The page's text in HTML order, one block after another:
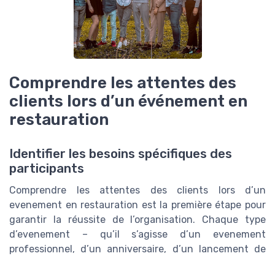
Comprendre les attentes des
clients lors d’un événement en
restauration
Identifier les besoins spécifiques des
participants
Comprendre les attentes des clients lors d’un
evenement en restauration est la première étape pour
garantir la réussite de l’organisation. Chaque type
d’evenement – qu’il s’agisse d’un evenement
professionnel, d’un anniversaire, d’un lancement de